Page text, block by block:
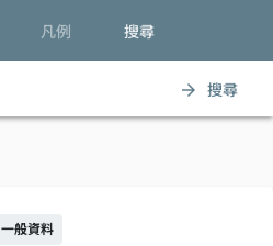
凡例 搜尋
arrow_forward 搜尋
一般資料